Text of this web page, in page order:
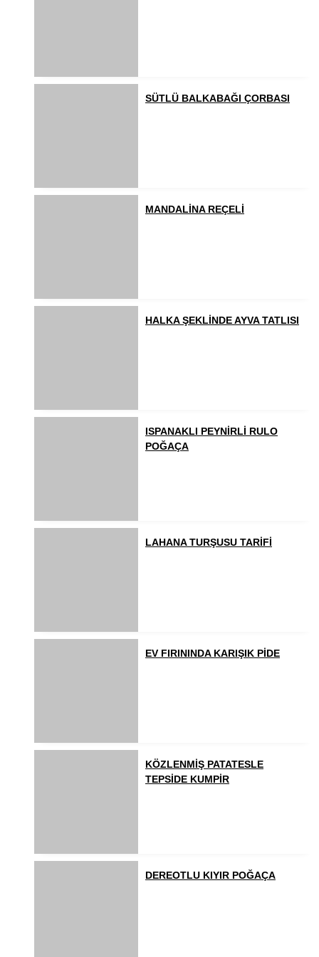
SÜTLÜ BALKABAĞI ÇORBASI
MANDALİNA REÇELİ
HALKA ŞEKLİNDE AYVA TATLISI
ISPANAKLI PEYNİRLİ RULO
POĞAÇA
LAHANA TURŞUSU TARİFİ
EV FIRININDA KARIŞIK PİDE
KÖZLENMİŞ PATATESLE
TEPSİDE KUMPİR
DEREOTLU KIYIR POĞAÇA